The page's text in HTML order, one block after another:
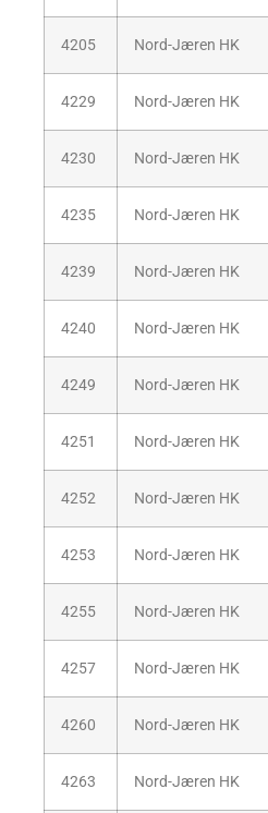
4205 Nord-Jæren HK
4229 Nord-Jæren HK
4230 Nord-Jæren HK
4235 Nord-Jæren HK
4239 Nord-Jæren HK
4240 Nord-Jæren HK
4249 Nord-Jæren HK
4251 Nord-Jæren HK
4252 Nord-Jæren HK
4253 Nord-Jæren HK
4255 Nord-Jæren HK
4257 Nord-Jæren HK
4260 Nord-Jæren HK
4263 Nord-Jæren HK